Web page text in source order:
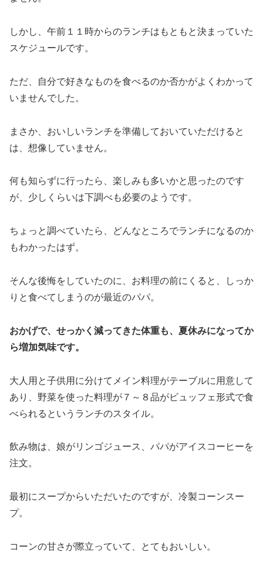
しかし、午前１１時からのランチはもともと決まっていた
スケジュールです。
ただ、自分で好きなものを食べるのか否かがよくわかって
いませんでした。
まさか、おいしいランチを準備しておいていただけると
は、想像していません。
何も知らずに行ったら、楽しみも多いかと思ったのです
が、少しくらいは下調べも必要のようです。
ちょっと調べていたら、どんなところでランチになるのか
もわかったはず。
そんな後悔をしていたのに、お料理の前にくると、しっか
りと食べてしまうのが最近のパパ。
おかげで、せっかく減ってきた体重も、夏休みになってか
ら増加気味です。
大人用と子供用に分けてメイン料理がテーブルに用意して
あり、野菜を使った料理が７～８品がビュッフェ形式で食
べられるというランチのスタイル。
飲み物は、娘がリンゴジュース、パパがアイスコーヒーを
注文。
最初にスープからいただいたのですが、冷製コーンスー
プ。
コーンの甘さが際立っていて、とてもおいしい。